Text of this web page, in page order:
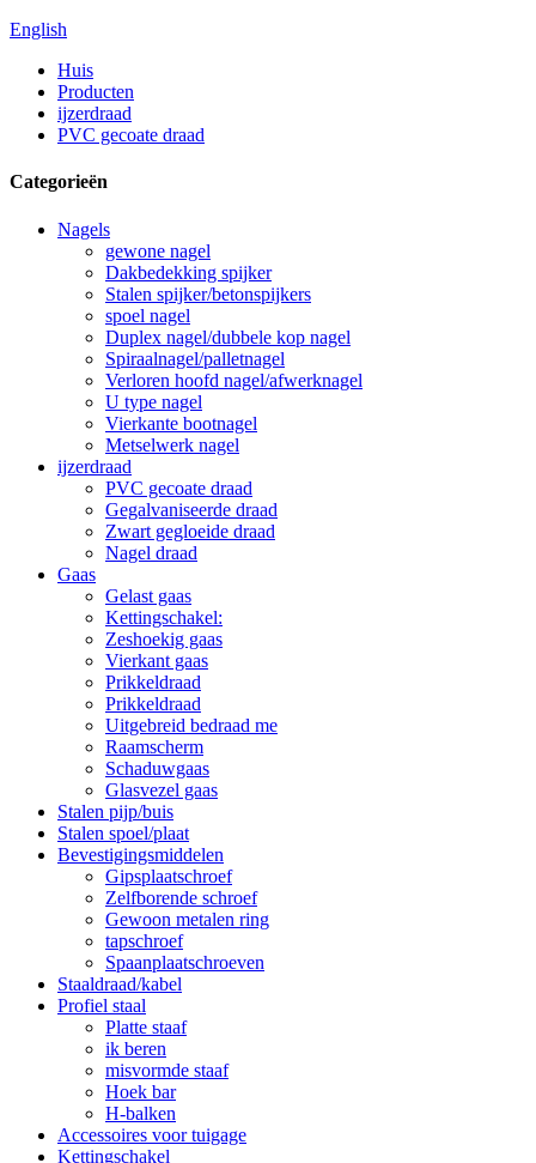
English
Huis
Producten
ijzerdraad
PVC gecoate draad
Categorieën
Nagels
gewone nagel
Dakbedekking spijker
Stalen spijker/betonspijkers
spoel nagel
Duplex nagel/dubbele kop nagel
Spiraalnagel/palletnagel
Verloren hoofd nagel/afwerknagel
U type nagel
Vierkante bootnagel
Metselwerk nagel
ijzerdraad
PVC gecoate draad
Gegalvaniseerde draad
Zwart gegloeide draad
Nagel draad
Gaas
Gelast gaas
Kettingschakel:
Zeshoekig gaas
Vierkant gaas
Prikkeldraad
Prikkeldraad
Uitgebreid bedraad me
Raamscherm
Schaduwgaas
Glasvezel gaas
Stalen pijp/buis
Stalen spoel/plaat
Bevestigingsmiddelen
Gipsplaatschroef
Zelfborende schroef
Gewoon metalen ring
tapschroef
Spaanplaatschroeven
Staaldraad/kabel
Profiel staal
Platte staaf
ik beren
misvormde staaf
Hoek bar
H-balken
Accessoires voor tuigage
Kettingschakel